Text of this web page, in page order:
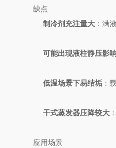
缺点
制冷剂充注量大 ：满
可能出现液柱静压影
低温场景下易结垢 ：
干式蒸发器压降较大
应用场景